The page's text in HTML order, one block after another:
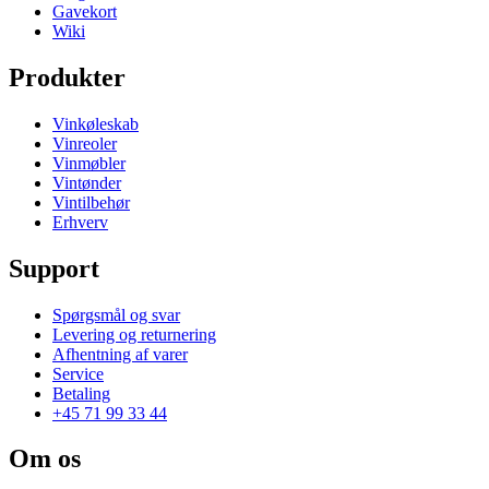
Gavekort
Wiki
Produkter
Vinkøleskab
Vinreoler
Vinmøbler
Vintønder
Vintilbehør
Erhverv
Support
Spørgsmål og svar
Levering og returnering
Afhentning af varer
Service
Betaling
+45 71 99 33 44
Om os